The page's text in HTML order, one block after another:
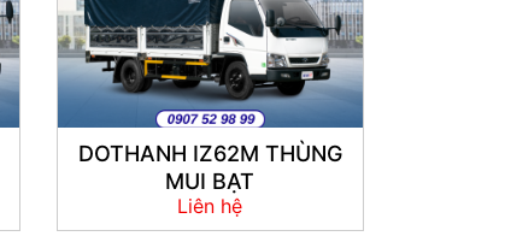
DOTHANH IZ62M THÙNG
MUI BẠT
Liên hệ